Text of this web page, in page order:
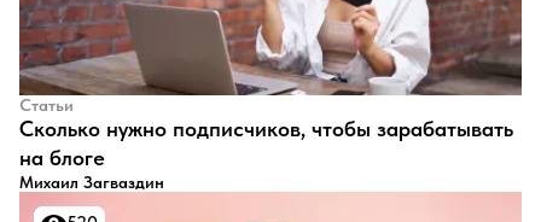
Статьи
​Сколько нужно подписчиков, чтобы зарабатывать
на блоге
Михаил Загваздин